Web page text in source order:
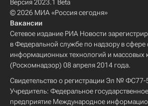
Версия 2023.1 Beta
© 2026 МИА «Россия сегодня»
Вакансии
Сетевое издание РИА Новости
в Федеральной службе по надзору в сфере
информационных технологий и массовых
(Роскомнадзор) 08 апреля 2014 года.
Свидетельство о регистрации Эл № ФС77-
Учредитель: Федеральное
предприятие Международное